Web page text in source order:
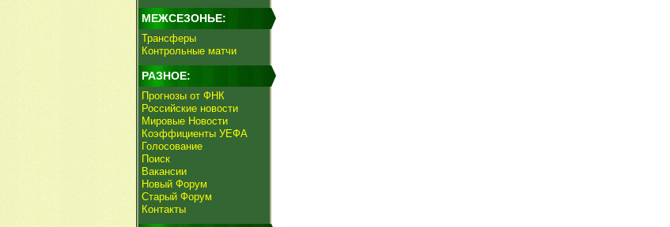
МЕЖСЕЗОНЬЕ:
Трансферы
Контрольные матчи
РАЗНОЕ:
Прогнозы от ФНК
Российские новости
Мировые Новости
Коэффициенты УЕФА
Голосование
Поиск
Вакансии
Новый Форум
Старый Форум
Контакты